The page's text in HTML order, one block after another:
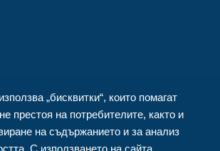
„бисквитки“, които помагат
престоя на потребителите, както и
на съдържанието и за анализ
С използването на сайта